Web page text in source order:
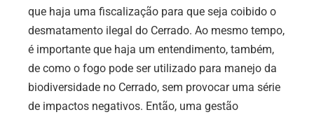
que haja uma fiscalização para que seja coibido o
desmatamento ilegal do Cerrado. Ao mesmo tempo,
é importante que haja um entendimento, também,
de como o fogo pode ser utilizado para manejo da
biodiversidade no Cerrado, sem provocar uma série
de impactos negativos. Então, uma gestão